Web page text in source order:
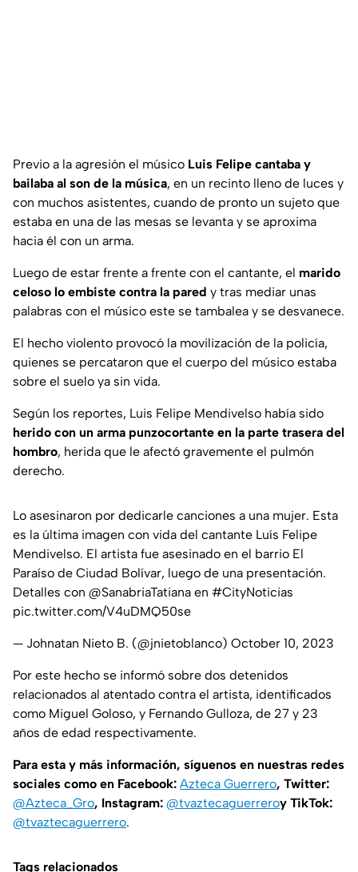
Previo a la agresión el músico Luis Felipe cantaba y
bailaba al son de la música, en un recinto lleno de luces y
con muchos asistentes, cuando de pronto un sujeto que
estaba en una de las mesas se levanta y se aproxima
hacia él con un arma.
Luego de estar frente a frente con el cantante, el marido
celoso lo embiste contra la pared y tras mediar unas
palabras con el músico este se tambalea y se desvanece.
El hecho violento provocó la movilización de la policía,
quienes se percataron que el cuerpo del músico estaba
sobre el suelo ya sin vida.
Según los reportes, Luis Felipe Mendivelso había sido
herido con un arma punzocortante en la parte trasera del
hombro, herida que le afectó gravemente el pulmón
derecho.
Lo asesinaron por dedicarle canciones a una mujer. Esta
es la última imagen con vida del cantante Luís Felipe
Mendivelso. El artista fue asesinado en el barrio El
Paraíso de Ciudad Bolívar, luego de una presentación.
Detalles con @SanabriaTatiana en #CityNoticias
pic.twitter.com/V4uDMQ50se
— Johnatan Nieto B. (@jnietoblanco) October 10, 2023
Por este hecho se informó sobre dos detenidos
relacionados al atentado contra el artista, identificados
como Miguel Goloso, y Fernando Gulloza, de 27 y 23
años de edad respectivamente.
Para esta y más información, síguenos en nuestras redes
sociales como en Facebook: Azteca Guerrero, Twitter:
@Azteca_Gro, Instagram: @tvaztecaguerreroy TikTok:
@tvaztecaguerrero.
Tags relacionados